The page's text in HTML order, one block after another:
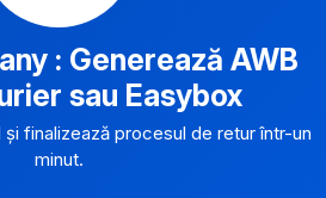
: Generează AWB
sau Easybox
finalizează procesul de retur într-un
minut.